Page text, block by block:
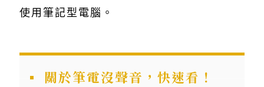
使用筆記型電腦。
關於筆電沒聲音，快速看！